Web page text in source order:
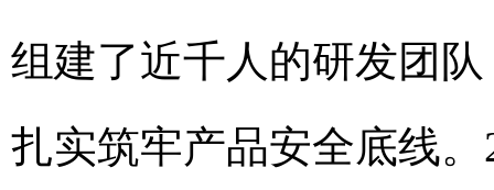
组建了近千人的研发团
扎实筑牢产品安全底线